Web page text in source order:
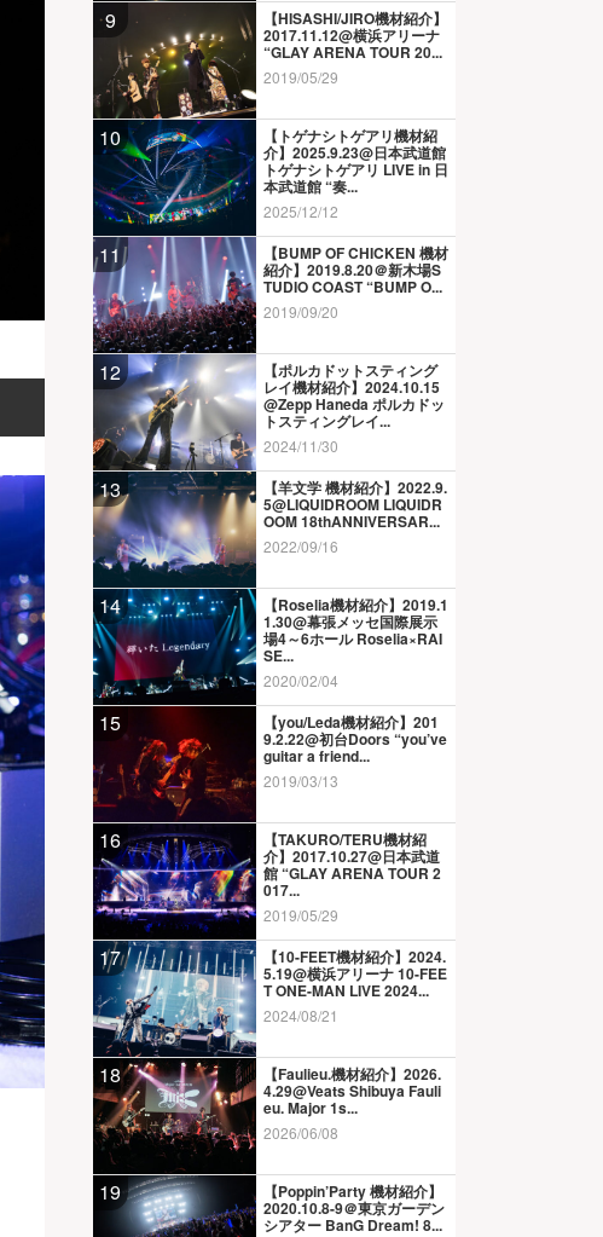
9 【HISASHI/JIRO機材紹介】
2017.11.12@横浜アリーナ
“GLAY ARENA TOUR 20...
2019/05/29
10 【トゲナシトゲアリ機材紹
介】2025.9.23@日本武道館
トゲナシトゲアリ LIVE in 日
本武道館 “奏...
2025/12/12
11 【BUMP OF CHICKEN 機材
紹介】2019.8.20＠新木場S
TUDIO COAST “BUMP O...
2019/09/20
12 【ポルカドットスティング
レイ機材紹介】2024.10.15
@Zepp Haneda ポルカドッ
トスティングレイ...
2024/11/30
13 【羊文学 機材紹介】2022.9.
5@LIQUIDROOM LIQUIDR
OOM 18thANNIVERSAR...
2022/09/16
14 【Roselia機材紹介】2019.1
1.30@幕張メッセ国際展示
場4～6ホール Roselia×RAI
SE...
2020/02/04
15 【you/Leda機材紹介】201
9.2.22@初台Doors “you’ve
guitar a friend...
2019/03/13
16 【TAKURO/TERU機材紹
介】2017.10.27@日本武道
館 “GLAY ARENA TOUR 2
017...
2019/05/29
17 【10-FEET機材紹介】2024.
5.19@横浜アリーナ 10-FEE
T ONE-MAN LIVE 2024...
2024/08/21
18 【Faulieu.機材紹介】2026.
4.29@Veats Shibuya Fauli
eu. Major 1s...
2026/06/08
19 【Poppin’Party 機材紹介】
2020.10.8-9＠東京ガーデン
シアター BanG Dream! 8...